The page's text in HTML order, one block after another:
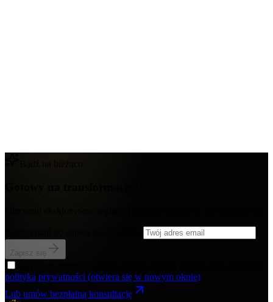
Zapisz się
polityką prywatności (otwiera się w nowym oknie)
Lub umów bezpłatną konsultację